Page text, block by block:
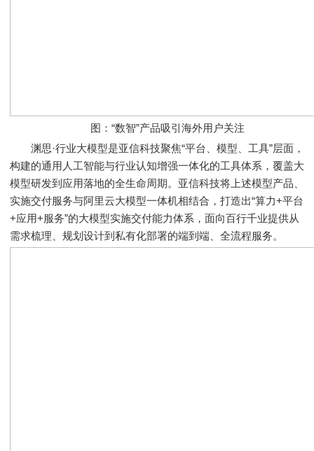
图：“数智”产品吸引海外用户关注
渊思·行业大模型是亚信科技聚焦“平台、模型、工具”层面，
构建的通用人工智能与行业认知增强一体化的工具体系，覆盖大
模型研发到应用落地的全生命周期。亚信科技将上述模型产品、
实施交付服务与阿里云大模型一体机相结合，打造出“算力+平台
+应用+服务”的大模型实施交付能力体系，面向百行千业提供从
需求梳理、规划设计到私有化部署的端到端、全流程服务。